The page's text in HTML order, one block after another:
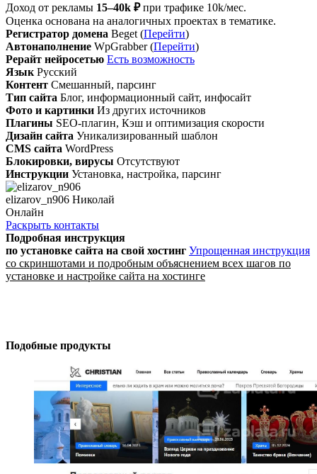
Доход от рекламы 15–40k ₽ при трафике 10k/мес.
Оценка основана на аналогичных проектах в тематике.
Регистратор домена Beget (Перейти)
Автонаполнение WpGrabber (Перейти)
Рерайт нейросетью Есть возможность
Язык Русский
Контент Смешанный, парсинг
Тип сайта Блог, информационный сайт, инфосайт
Фото и картинки Из других источников
Плагины SEO-плагин, Кэш и оптимизация скорости
Дизайн сайта Уникализированный шаблон
CMS сайта WordPress
Блокировки, вирусы Отсутствуют
Инструкции Установка, настройка, парсинг
elizarov_n906 Николай
Онлайн
Раскрыть контакты
Подробная инструкция
по установке сайта на свой хостинг Упрощенная инструкция
со скриншотами и подробным объяснением всех шагов по
установке и настройке сайта на хостинге
Подобные продукты